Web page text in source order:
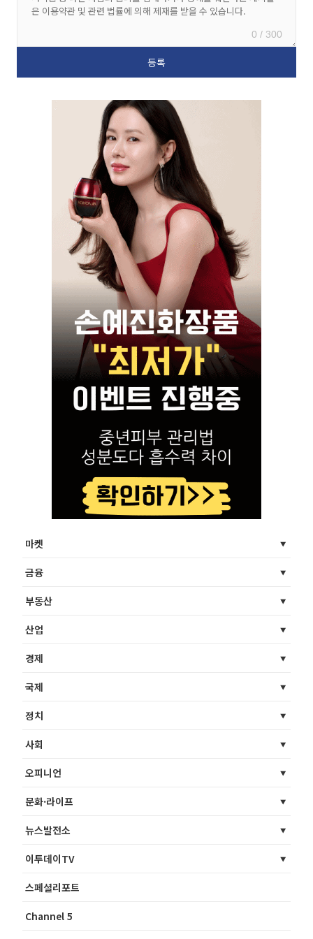
0 / 300
마켓
금융
부동산
산업
경제
국제
정치
사회
오피니언
문화·라이프
뉴스발전소
이투데이TV
스페셜리포트
Channel 5